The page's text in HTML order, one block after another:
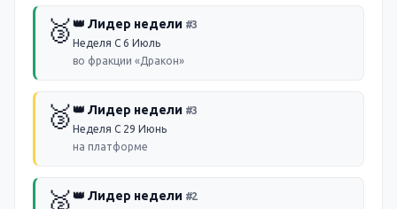
🥉👑 Лидер недели #3
Неделя С 6 Июль
во фракции «Дракон»
🥉👑 Лидер недели #3
Неделя С 29 Июнь
на платформе
🥈👑 Лидер недели #2